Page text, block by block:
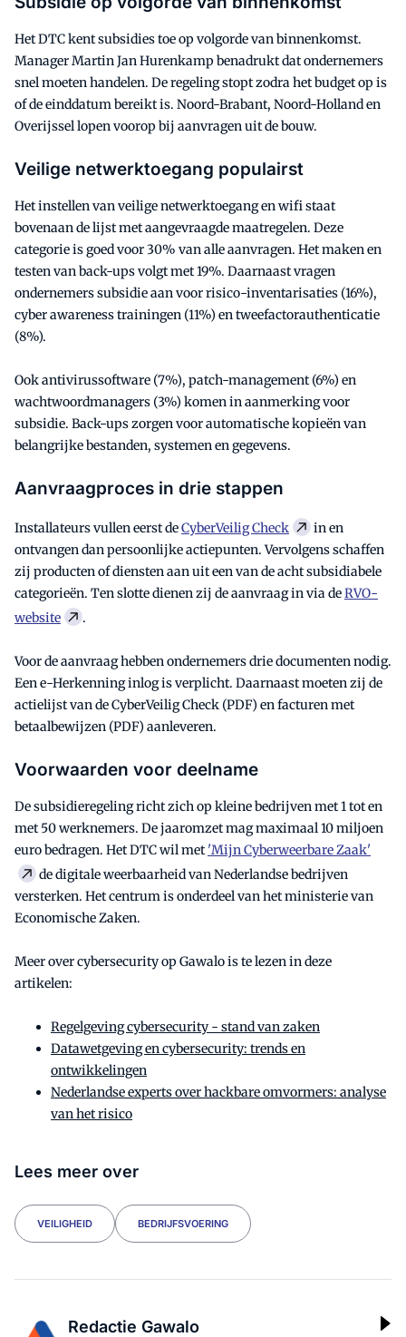
Het DTC kent subsidies toe op volgorde van binnenkomst.
Manager Martin Jan Hurenkamp benadrukt dat ondernemers
snel moeten handelen. De regeling stopt zodra het budget op is
of de einddatum bereikt is. Noord-Brabant, Noord-Holland en
Overijssel lopen voorop bij aanvragen uit de bouw.
Veilige netwerktoegang populairst
Het instellen van veilige netwerktoegang en wifi staat
bovenaan de lijst met aangevraagde maatregelen. Deze
categorie is goed voor 30% van alle aanvragen. Het maken en
testen van back-ups volgt met 19%. Daarnaast vragen
ondernemers subsidie aan voor risico-inventarisaties (16%),
cyber awareness trainingen (11%) en tweefactorauthenticatie
(8%).
Ook antivirussoftware (7%), patch-management (6%) en
wachtwoordmanagers (3%) komen in aanmerking voor
subsidie. Back-ups zorgen voor automatische kopieën van
belangrijke bestanden, systemen en gegevens.
Aanvraagproces in drie stappen
Installateurs vullen eerst deCyberVeilig Check
in en
ontvangen dan persoonlijke actiepunten. Vervolgens schaffen
zij producten of diensten aan uit een van de acht subsidiabele
categorieën. Ten slotte dienen zij de aanvraag in via deRVO-
website
.
Voor de aanvraag hebben ondernemers drie documenten nodig.
Een e-Herkenning inlog is verplicht. Daarnaast moeten zij de
actielijst van de CyberVeilig Check (PDF) en facturen met
betaalbewijzen (PDF) aanleveren.
Voorwaarden voor deelname
De subsidieregeling richt zich op kleine bedrijven met 1 tot en
met 50 werknemers. De jaaromzet mag maximaal 10 miljoen
euro bedragen. Het DTC wil met'Mijn Cyberweerbare Zaak'
de digitale weerbaarheid van Nederlandse bedrijven
versterken. Het centrum is onderdeel van het ministerie van
Economische Zaken.
Meer over cybersecurity op Gawalo is te lezen in deze
artikelen:
Regelgeving cybersecurity - stand van zaken
Datawetgeving en cybersecurity: trends en
ontwikkelingen
Nederlandse experts over hackbare omvormers: analyse
van het risico
Lees meer over
VEILIGHEID BEDRIJFSVOERING
Redactie Gawalo